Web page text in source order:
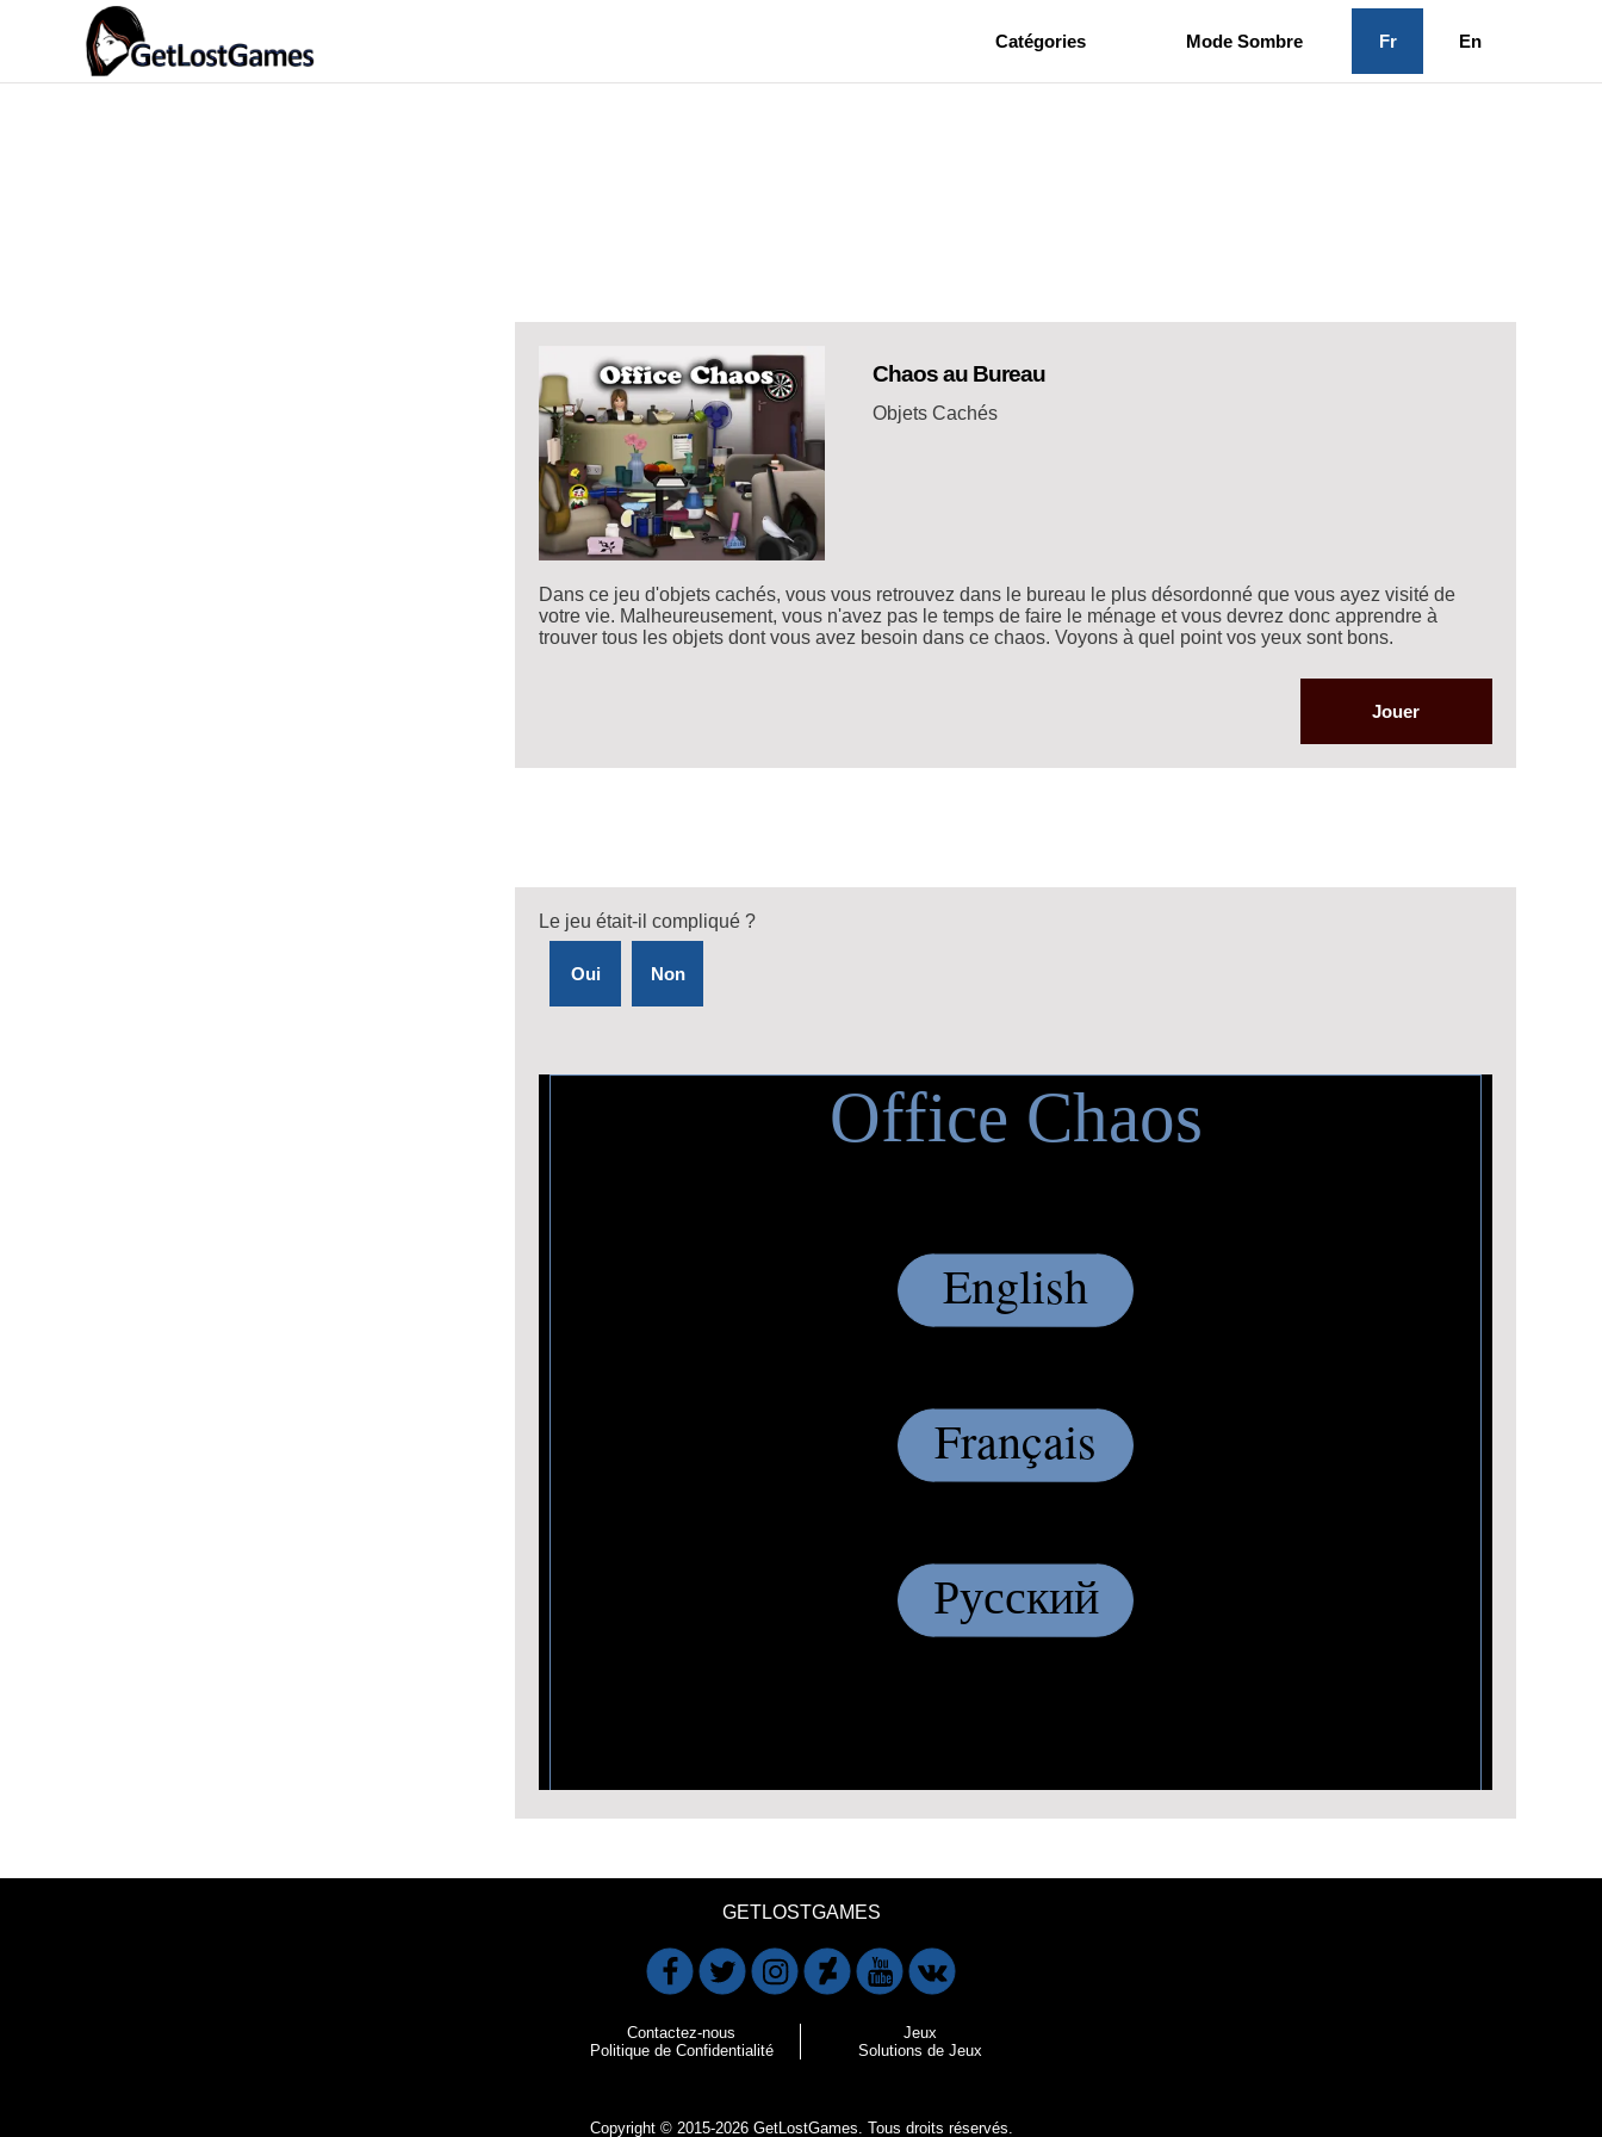
Catégories Mode Sombre Fr En
Chaos au Bureau
Objets Cachés
Dans ce jeu d'objets cachés, vous vous retrouvez dans le bureau le plus désordonné que vous ayez visité de
votre vie. Malheureusement, vous n'avez pas le temps de faire le ménage et vous devrez donc apprendre à
trouver tous les objets dont vous avez besoin dans ce chaos. Voyons à quel point vos yeux sont bons.
Jouer
Le jeu était-il compliqué ?
Oui Non
GETLOSTGAMES
Contactez-nous
Politique de Confidentialité
Jeux
Solutions de Jeux
Copyright © 2015-2026 GetLostGames. Tous droits réservés.